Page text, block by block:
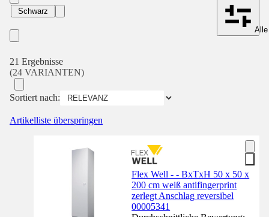
Schwarz
21 Ergebnisse
(24 VARIANTEN)
Sortiert nach:
Artikelliste überspringen
Flex Well - - BxTxH 50 x 50 x
200 cm weiß antifingerprint
zerlegt Anschlag reversibel
00005341